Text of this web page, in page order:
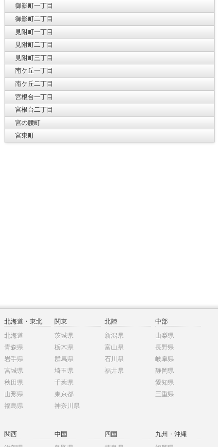
御影町一丁目
御影町二丁目
見附町一丁目
見附町二丁目
見附町三丁目
南ケ丘一丁目
南ケ丘二丁目
宮根台一丁目
宮根台二丁目
宮の腰町
宮東町
北海道・東北
北海道
青森県
岩手県
宮城県
秋田県
山形県
福島県
関東
茨城県
栃木県
群馬県
埼玉県
千葉県
東京都
神奈川県
北陸
新潟県
富山県
石川県
福井県
中部
山梨県
長野県
岐阜県
静岡県
愛知県
三重県
関西
中国
四国
九州・沖縄